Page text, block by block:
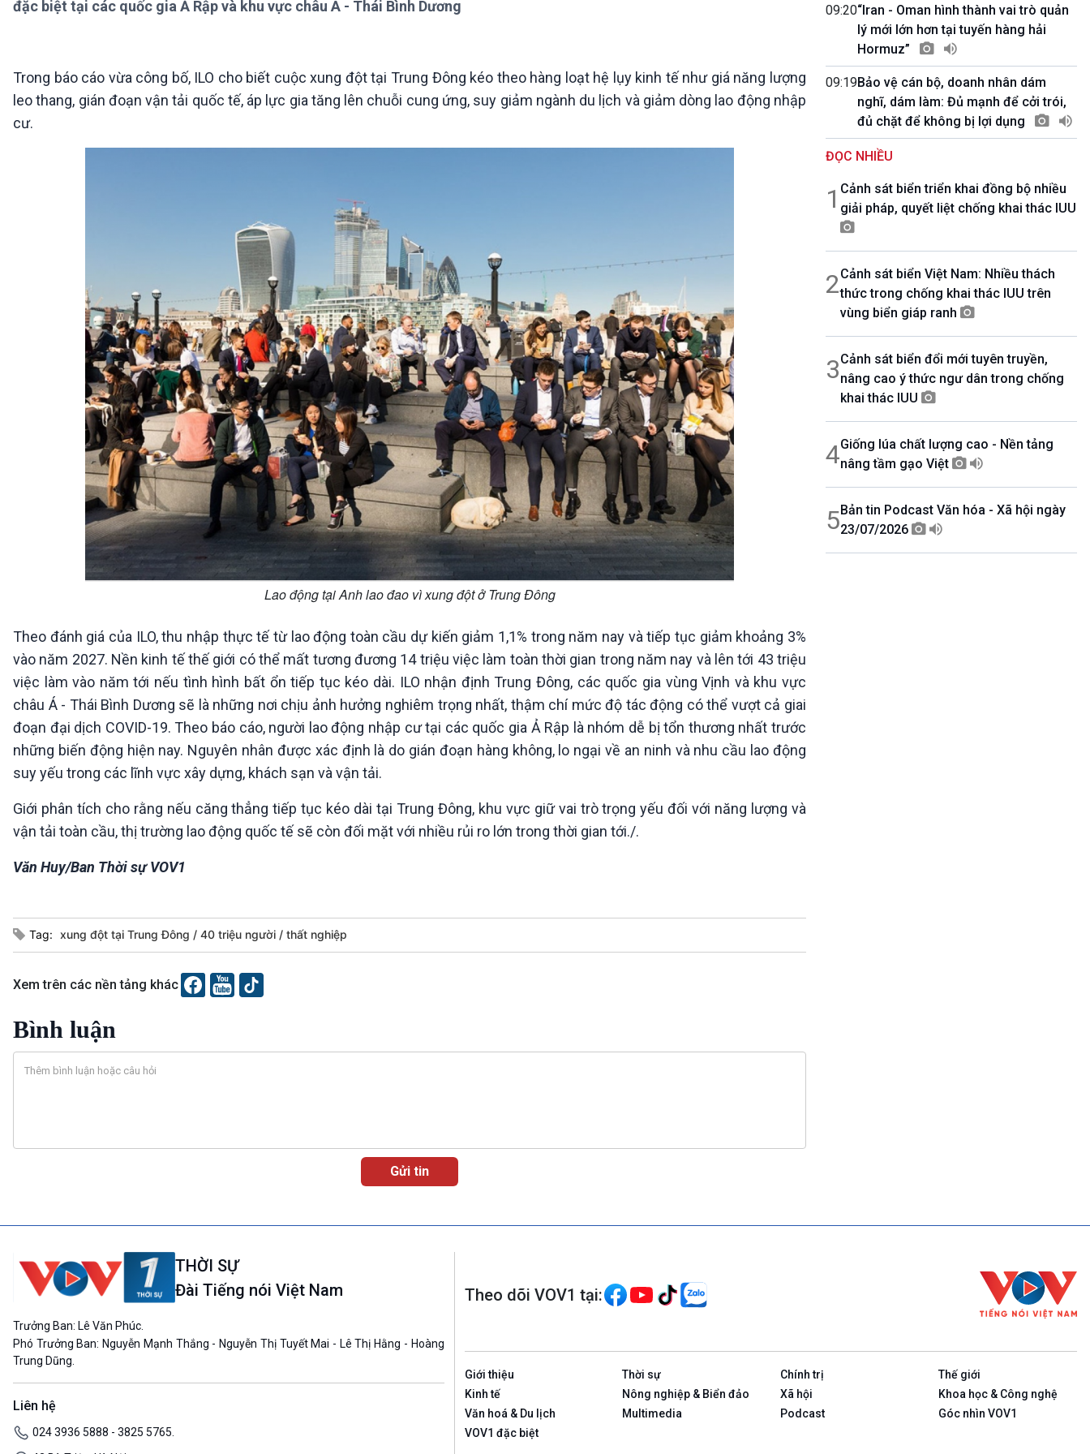
360 độ Sức khỏe
Xã hội chuyển động
Bước chân đến trường
Kết nối công nghệ
Chát với người nổi tiếng
10 phút Sự kiện - Luận bàn
Câu chuyện thời sự
Dòng chảy sự kiện
Đối thoại
Diễn đàn chủ nhật
Chuyện đêm
đặc biệt tại các quốc gia Ả Rập và khu vực châu Á - Thái Bình Dương
Trong báo cáo vừa công bố, ILO cho biết cuộc xung đột tại Trung Đông kéo theo hàng loạt hệ lụy kinh tế như giá năng lượng
leo thang, gián đoạn vận tải quốc tế, áp lực gia tăng lên chuỗi cung ứng, suy giảm ngành du lịch và giảm dòng lao động nhập
cư.
Lao động tại Anh lao đao vì xung đột ở Trung Đông
Theo đánh giá của ILO, thu nhập thực tế từ lao động toàn cầu dự kiến giảm 1,1% trong năm nay và tiếp tục giảm khoảng 3%
vào năm 2027. Nền kinh tế thế giới có thể mất tương đương 14 triệu việc làm toàn thời gian trong năm nay và lên tới 43 triệu
việc làm vào năm tới nếu tình hình bất ổn tiếp tục kéo dài. ILO nhận định Trung Đông, các quốc gia vùng Vịnh và khu vực
châu Á - Thái Bình Dương sẽ là những nơi chịu ảnh hưởng nghiêm trọng nhất, thậm chí mức độ tác động có thể vượt cả giai
đoạn đại dịch COVID-19. Theo báo cáo, người lao động nhập cư tại các quốc gia Ả Rập là nhóm dễ bị tổn thương nhất trước
những biến động hiện nay. Nguyên nhân được xác định là do gián đoạn hàng không, lo ngại về an ninh và nhu cầu lao động
suy yếu trong các lĩnh vực xây dựng, khách sạn và vận tải.
Giới phân tích cho rằng nếu căng thẳng tiếp tục kéo dài tại Trung Đông, khu vực giữ vai trò trọng yếu đối với năng lượng và
vận tải toàn cầu, thị trường lao động quốc tế sẽ còn đối mặt với nhiều rủi ro lớn trong thời gian tới./.
Văn Huy/Ban Thời sự VOV1
Tag: xung đột tại Trung Đông 40 triệu người thất nghiệp
Xem trên các nền tảng khác
Bình luận
09:20“Iran - Oman hình thành vai trò quản
lý mới lớn hơn tại tuyến hàng hải
Hormuz”
09:19Bảo vệ cán bộ, doanh nhân dám
nghĩ, dám làm: Đủ mạnh để cởi trói,
đủ chặt để không bị lợi dụng
ĐỌC NHIỀU
1 Cảnh sát biển triển khai đồng bộ nhiều
giải pháp, quyết liệt chống khai thác IUU
2Cảnh sát biển Việt Nam: Nhiều thách
thức trong chống khai thác IUU trên
vùng biển giáp ranh
3Cảnh sát biển đổi mới tuyên truyền,
nâng cao ý thức ngư dân trong chống
khai thác IUU
4Giống lúa chất lượng cao - Nền tảng
nâng tầm gạo Việt
5Bản tin Podcast Văn hóa - Xã hội ngày
23/07/2026
THỜI SỰ
Đài Tiếng nói Việt Nam
Trưởng Ban: Lê Văn Phúc.
Phó Trưởng Ban: Nguyễn Mạnh Thắng - Nguyễn Thị Tuyết Mai - Lê Thị Hằng - Hoàng
Trung Dũng.
Liên hệ
024 3936 5888 - 3825 5765.
Theo dõi VOV1 tại:
Giới thiệu Thời sự Chính trị
Thế giới
Kinh tế
Nông nghiệp & Biển đảo Xã hội
Khoa học & Công nghệ
Văn hoá & Du lịch
Multimedia Podcast
Góc nhìn VOV1
VOV1 đặc biệt